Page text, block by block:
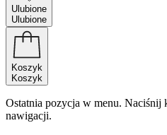
Ulubione
Ulubione
Koszyk
Koszyk
Ostatnia pozycja w menu.
nawigacji.